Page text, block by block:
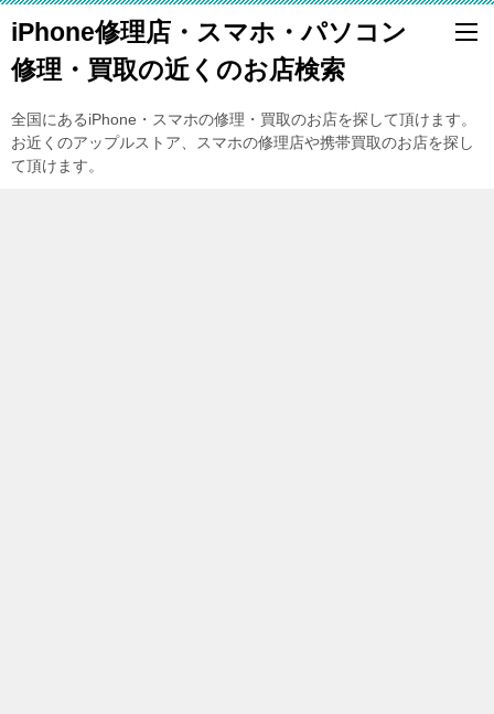
iPhone修理店・スマホ・パソコン
修理・買取の近くのお店検索
全国にあるiPhone・スマホの修理・買取のお店を探して頂けます。
お近くのアップルストア、スマホの修理店や携帯買取のお店を探し
て頂けます。